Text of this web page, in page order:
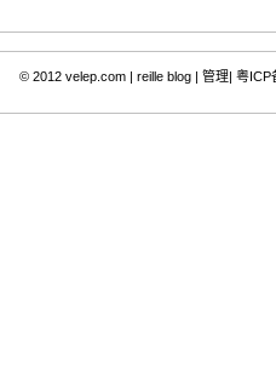
© 2012 velep.com | reille blog| 管理| 粤ICP